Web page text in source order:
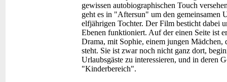
gewissen autobiographischen Touch
geht es in "Aftersun" um den gemeinsamen
elfjährigen Tochter. Der Film besticht dabei
Ebenen funktioniert. Auf der einen Seite ist
Drama, mit Sophie, einem jungen
steht. Sie ist zwar noch nicht ganz dort,
Urlaubsgäste zu interessieren, und in deren
"Kinderbereich".